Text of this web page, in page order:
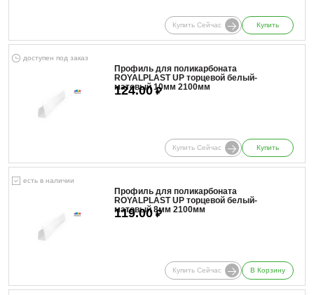
Купить Сейчас Купить
доступен под заказ
Профиль для поликарбоната
ROYALPLAST UP торцевой белый-
матовый 10мм 2100мм
124.00₽
Купить Сейчас Купить
есть в наличии
Профиль для поликарбоната
ROYALPLAST UP торцевой белый-
матовый 8мм 2100мм
119.00₽
Купить Сейчас В Корзину